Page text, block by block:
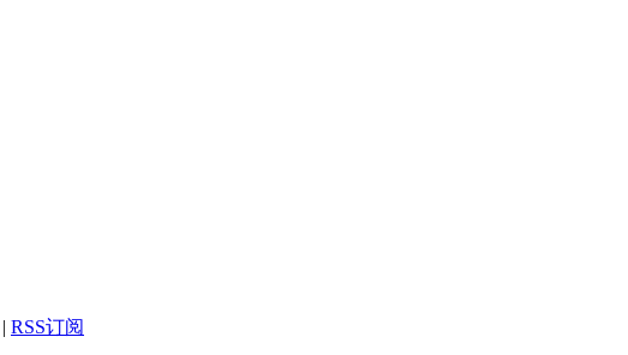
| RSS订阅